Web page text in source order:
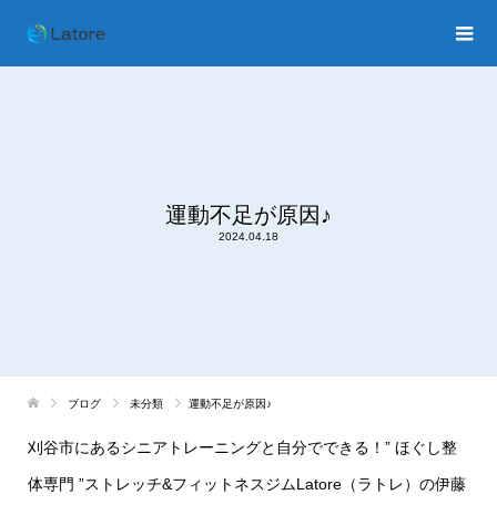
運動不足が原因♪
2024.04.18
ブログ 未分類 運動不足が原因♪
刈谷市にあるシニアトレーニングと自分でできる！” ほぐし整
体専門 ”ストレッチ&フィットネスジムLatore（ラトレ）の伊藤